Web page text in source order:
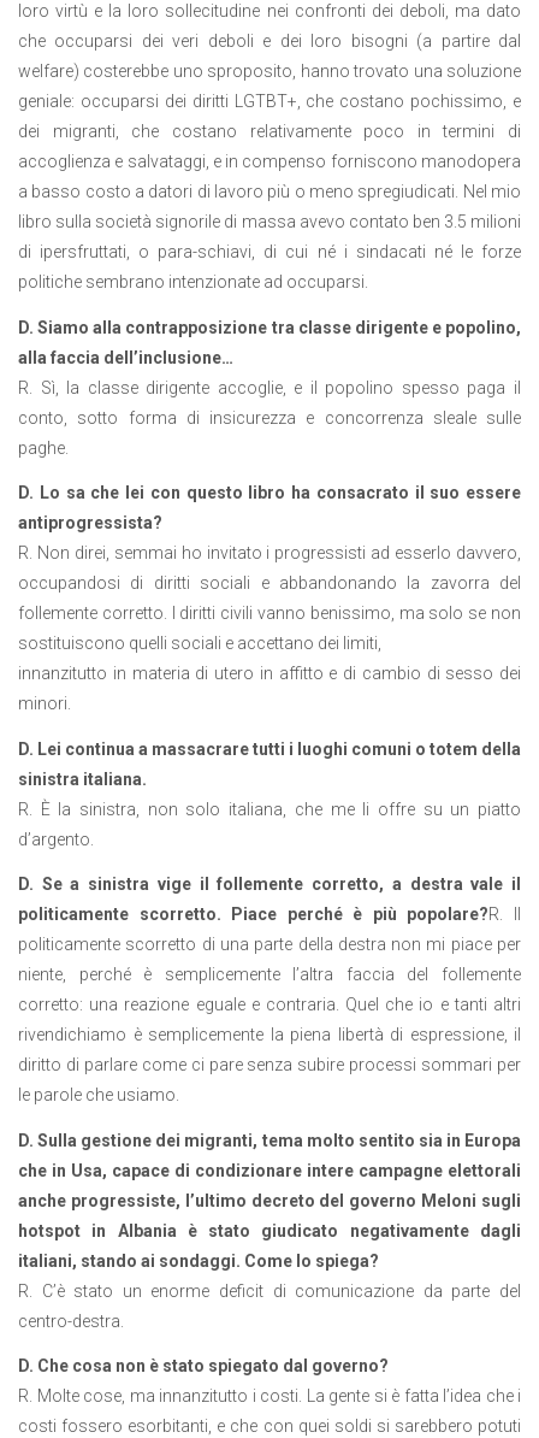
loro virtù e la loro sollecitudine nei confronti dei deboli, ma dato
che occuparsi dei veri deboli e dei loro bisogni (a partire dal
welfare) costerebbe uno sproposito, hanno trovato una soluzione
geniale: occuparsi dei diritti LGTBT+, che costano pochissimo, e
dei migranti, che costano relativamente poco in termini di
accoglienza e salvataggi, e in compenso forniscono manodopera
a basso costo a datori di lavoro più o meno spregiudicati. Nel mio
libro sulla società signorile di massa avevo contato ben 3.5 milioni
di ipersfruttati, o para-schiavi, di cui né i sindacati né le forze
politiche sembrano intenzionate ad occuparsi.
D. Siamo alla contrapposizione tra classe dirigente e popolino,
alla faccia dell’inclusione…
R. Sì, la classe dirigente accoglie, e il popolino spesso paga il
conto, sotto forma di insicurezza e concorrenza sleale sulle
paghe.
D. Lo sa che lei con questo libro ha consacrato il suo essere
antiprogressista?
R. Non direi, semmai ho invitato i progressisti ad esserlo davvero,
occupandosi di diritti sociali e abbandonando la zavorra del
follemente corretto. I diritti civili vanno benissimo, ma solo se non
sostituiscono quelli sociali e accettano dei limiti,
innanzitutto in materia di utero in affitto e di cambio di sesso dei
minori.
D. Lei continua a massacrare tutti i luoghi comuni o totem della
sinistra italiana.
R. È la sinistra, non solo italiana, che me li offre su un piatto
d’argento.
D. Se a sinistra vige il follemente corretto, a destra vale il
politicamente scorretto. Piace perché è più popolare?R. Il
politicamente scorretto di una parte della destra non mi piace per
niente, perché è semplicemente l’altra faccia del follemente
corretto: una reazione eguale e contraria. Quel che io e tanti altri
rivendichiamo è semplicemente la piena libertà di espressione, il
diritto di parlare come ci pare senza subire processi sommari per
le parole che usiamo.
D. Sulla gestione dei migranti, tema molto sentito sia in Europa
che in Usa, capace di condizionare intere campagne elettorali
anche progressiste, l’ultimo decreto del governo Meloni sugli
hotspot in Albania è stato giudicato negativamente dagli
italiani, stando ai sondaggi. Come lo spiega?
R. C’è stato un enorme deficit di comunicazione da parte del
centro-destra.
D. Che cosa non è stato spiegato dal governo?
R. Molte cose, ma innanzitutto i costi. La gente si è fatta l’idea che i
costi fossero esorbitanti, e che con quei soldi si sarebbero potuti